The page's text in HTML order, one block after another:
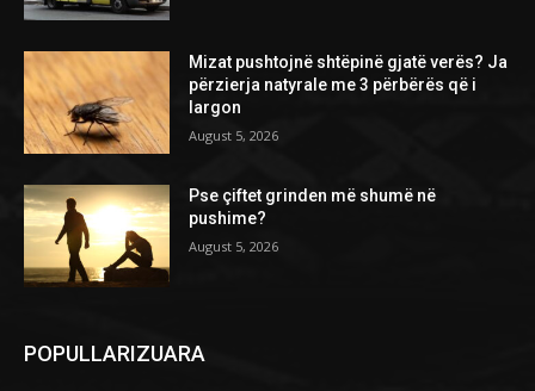
Mizat pushtojnë shtëpinë gjatë verës? Ja
përzierja natyrale me 3 përbërës që i
largon
August 5, 2026
Pse çiftet grinden më shumë në
pushime?
August 5, 2026
POPULLARIZUARA